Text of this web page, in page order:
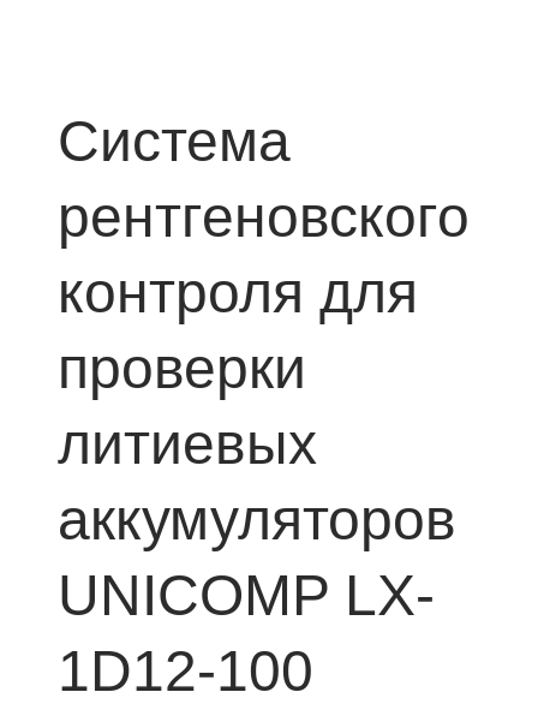
Система
рентгеновского
контроля для
проверки
литиевых
аккумуляторов
UNICOMP LX-
1D12-100